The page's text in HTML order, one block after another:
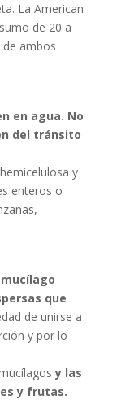
La American
de 20 a
ambos
en agua. No
del tránsito
y
enteros o
que
de unirse a
y por lo
y las
y frutas.